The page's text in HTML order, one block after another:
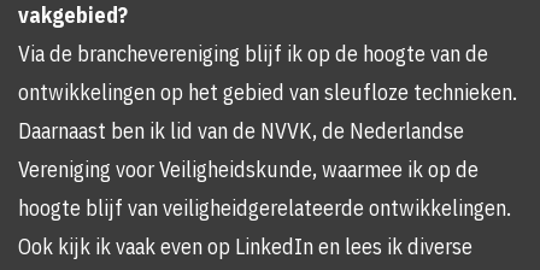
vakgebied?
Via de branchevereniging blijf ik op de hoogte van de
ontwikkelingen op het gebied van sleufloze technieken.
Daarnaast ben ik lid van de NVVK, de Nederlandse
Vereniging voor Veiligheidskunde, waarmee ik op de
hoogte blijf van veiligheidgerelateerde ontwikkelingen.
Ook kijk ik vaak even op LinkedIn en lees ik diverse